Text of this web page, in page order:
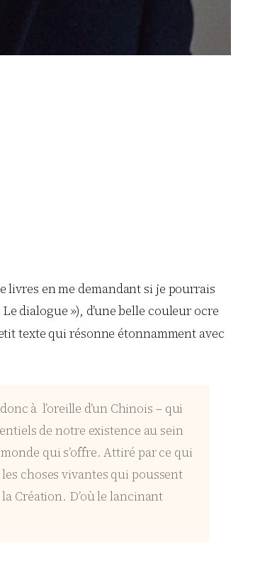
livres en me demandant si je pourrais
dialogue »), d’une belle couleur ocre
texte qui résonne étonnamment avec
à l’oreille d’un Chinois – qui
de notre existence au sein
qui s’offre. Attiré par ce qui
choses vivantes qui poussent
Création. D’où le lancinant